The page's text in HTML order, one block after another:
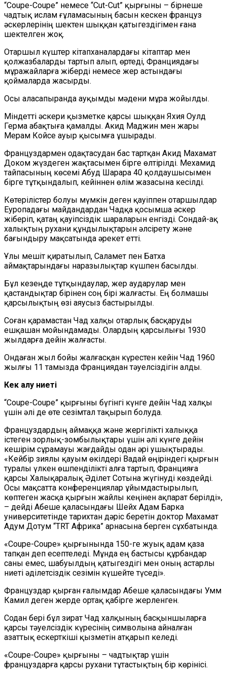
“Coupe-Coupe” немесе “Cut-Cut” қырғыны – бірнеше
чадтық ислам ғұламасының басын кескен француз
әскерлерінің шектен шыққан қатыгездігімен ғана
шектелген жоқ.
Отаршыл күштер кітапханалардағы кітаптар мен
қолжазбаларды тартып алып, өртеді, Франциядағы
мұражайларға жіберді немесе жер астындағы
қоймаларда жасырды.
Осы аласапыранда ауқымды мәдени мұра жойылды.
Міндетті әскери қызметке қарсы шыққан Яхия Оулд
Герма абақтыға қамалды. Акид Маджин мен жары
Мерам Койсе ауыр қысымға ұшырады.
Француздармен одақтасудан бас тартқан Акид Махамат
Доком жүздеген жақтасымен бірге өлтірілді. Мехамид
тайпасының көсемі Абуд Шарара 40 қолдаушысымен
бірге тұтқындалып, кейіннен өлім жазасына кесілді.
Көтерілістер болуы мүмкін деген қауіппен отаршылдар
Еуропадағы майдандардан Чадқа қосымша әскер
жіберіп, қатаң қауіпсіздік шараларын енгізді. Сондай-ақ
халықтың рухани құндылықтарын әлсірету және
бағындыру мақсатында әрекет етті.
Ұлы мешіт қиратылып, Саламет пен Батха
аймақтарындағы наразылықтар күшпен басылды.
Бұл кезеңде тұтқындаулар, жер аударулар мен
қастандықтар бірінен соң бірі жалғасты. Ең болмашы
қарсылықтың өзі аяусыз бастырылды.
Соған қарамастан Чад халқы отарлық басқаруды
ешқашан мойындамады. Олардың қарсылығы 1930
жылдарға дейін жалғасты.
Ондаған жыл бойы жалғасқан күрестен кейін Чад 1960
жылғы 11 тамызда Франциядан тәуелсіздігін алды.
Кек алу ниеті
“Coupe-Coupe” қырғыны бүгінгі күнге дейін Чад халқы
үшін әлі де өте сезімтал тақырып болуда.
Француздардың аймаққа және жергілікті халыққа
істеген зорлық-зомбылықтары үшін әлі күнге дейін
кешірім сұрамауы жағдайды одан әрі ушықтырады.
«Кейбір зиялы қауым өкілдері Вадай өңіріндегі қырғын
туралы үлкен өшпенділікті алға тартып, Францияға
қарсы Халықаралық Әділет Сотына жүгінуді көздейді.
Осы мақсатта конференциялар ұйымдастырылып,
көптеген жасқа қырғын жайлы кеңінен ақпарат берілді»,
– дейді Абеше қаласындағы Шейх Адам Барка
университетінде тарихтан дәріс беретін доктор Махамат
Адум Дотум “TRT Африка” арнасына берген сұхбатында.
«Coupe-Coupe» қырғынында 150-ге жуық адам қаза
тапқан деп есептеледі. Мұнда ең бастысы құрбандар
саны емес, шабуылдың қатыгездігі мен оның астарлы
ниеті әділетсіздік сезімін күшейте түседі».
Француздар қырған ғалымдар Абеше қаласындағы Умм
Камил деген жерде ортақ қабірге жерленген.
Содан бері бұл зират Чад халқының басқыншыларға
қарсы тәуелсіздік күресінің символына айналған
азаттық ескерткіші қызметін атқарып келеді.
«Coupe-Coupe» қырғыны – чадтықтар үшін
француздарға қарсы рухани тұтастықтың бір көрінісі.